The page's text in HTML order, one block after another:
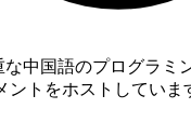
な中国語のプログラミ
ントをホストしていま